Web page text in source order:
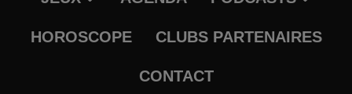
HOROSCOPE CLUBS PARTENAIRES
CONTACT